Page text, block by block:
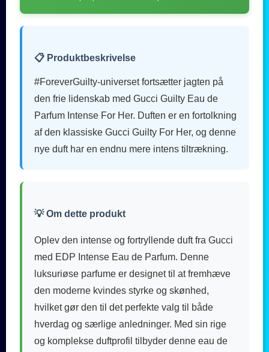
📋 Produktbeskrivelse
#ForeverGuilty-universet fortsætter jagten på
den frie lidenskab med Gucci Guilty Eau de
Parfum Intense For Her. Duften er en fortolkning
af den klassiske Gucci Guilty For Her, og denne
nye duft har en endnu mere intens tiltrækning.
💡 Om dette produkt
Oplev den intense og fortryllende duft fra Gucci
med EDP Intense Eau de Parfum. Denne
luksuriøse parfume er designet til at fremhæve
den moderne kvindes styrke og skønhed,
hvilket gør den til det perfekte valg til både
hverdag og særlige anledninger. Med sin rige
og komplekse duftprofil tilbyder denne eau de